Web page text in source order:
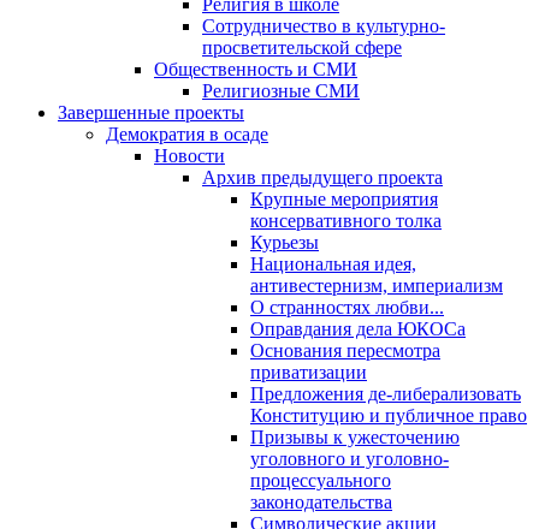
Религия в школе
Сотрудничество в культурно-
просветительской сфере
Общественность и СМИ
Религиозные СМИ
Завершенные проекты
Демократия в осаде
Новости
Архив предыдущего проекта
Крупные мероприятия
консервативного толка
Курьезы
Национальная идея,
антивестернизм, империализм
О странностях любви...
Оправдания дела ЮКОСа
Основания пересмотра
приватизации
Предложения де-либерализовать
Конституцию и публичное право
Призывы к ужесточению
уголовного и уголовно-
процессуального
законодательства
Символические акции